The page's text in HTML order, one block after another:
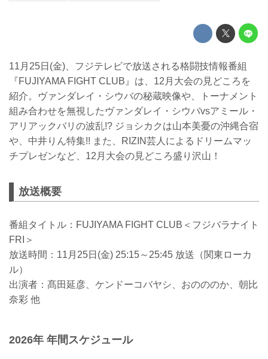
11月25日(金)、フジテレビで放送される格闘技情報番組
『FUJIYAMA FIGHT CLUB』は、12月大会の見どころを
紹介。ヴァンダレイ・シウバの秘蔵映像や、トーナメント
組み合わせを無視したヴァンダレイ・シウバvsアミール・
アリアックバリの波乱!? ジョシカクは山本美憂の沖縄合宿
や、中井りん特集!! また、RIZIN芸人によるドリームマッ
チプレゼンなど、12月大会の見どころ盛り沢山！
放送概要
番組タイトル：FUJIYAMA FIGHT CLUB＜フジバラナイト
FRI＞
放送時間：11月25日(金) 25:15～25:45 放送（関東ローカ
ル）
出演者：髙田延彦、ケンドーコバヤシ、おのののか、朝比
奈彩 他
2026年 年間スケジュール